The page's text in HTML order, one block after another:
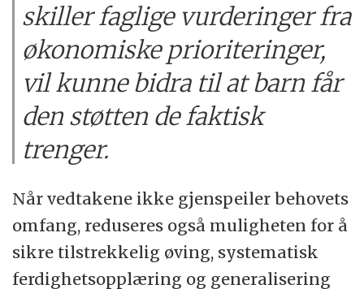
skiller faglige vurderinger fra
økonomiske prioriteringer,
vil kunne bidra til at barn får
den støtten de faktisk
trenger.
Når vedtakene ikke gjenspeiler behovets
omfang, reduseres også muligheten for å
sikre tilstrekkelig øving, systematisk
ferdighetsopplæring og generalisering